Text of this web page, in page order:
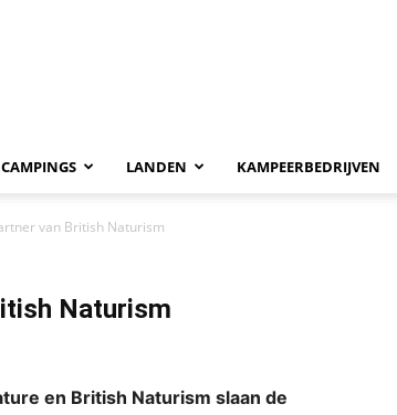
CAMPINGS LANDEN KAMPEERBEDRIJVEN
van British Naturism
Naturism
en British Naturism slaan de